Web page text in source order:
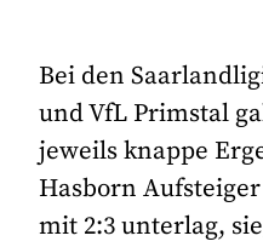
Bei den
und VfL Primstal
jeweils knappe
Hasborn
mit 2:3 unterlag,